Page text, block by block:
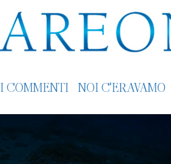
I COMMENTI NOI C'ERAVAMO